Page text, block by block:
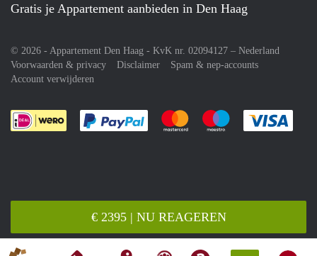
€ 2395 | NU REAGEREN
Gratis je Appartement aanbieden in Den Haag
© 2026 - Appartement Den Haag - KvK nr. 02094127 – Nederland
Voorwaarden & privacy
Disclaimer
Spam & nep-accounts
Account verwijderen
Je rekent gemakkelijk af met Paypal
Je rekent gemakkelijk af met
Je rekent